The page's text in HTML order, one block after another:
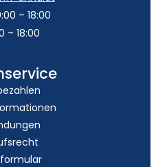
– 18:00
– 18:00